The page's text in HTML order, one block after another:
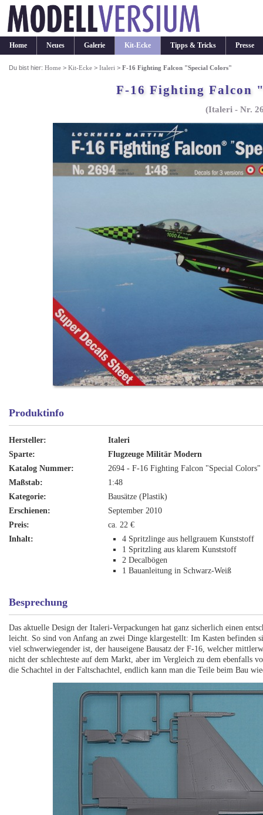
Home Neues Galerie Kit-Ecke Tipps & Tricks Presse
Du bist hier:Home >Kit-Ecke >Italeri >F-16 Fighting Falcon "Special Colors"
F-16 Fighting Falcon
(Italeri - Nr.
Produktinfo
Hersteller:
Italeri
Sparte:
Flugzeuge Militär Modern
Katalog Nummer:
2694 - F-16 Fighting Falcon "Special Colors"
Maßstab:
1:48
Kategorie:
Bausätze (Plastik)
Erschienen:
September 2010
Preis:
ca. 22 €
Inhalt:
4 Spritzlinge aus hellgrauem Kunststoff
1 Spritzling aus klarem Kunststoff
2 Decalbögen
1 Bauanleitung in Schwarz-Weiß
Besprechung
Das aktuelle Design der Italeri-Verpackungen hat ganz sicherlich einen
leicht. So sind von Anfang an zwei Dinge klargestellt: Im Kasten befinden
viel schwerwiegender ist, der hauseigene Bausatz der F-16, welcher
nicht der schlechteste auf dem Markt, aber im Vergleich zu dem ebenfalls
die Schachtel in der Faltschachtel, endlich kann man die Teile beim Bau